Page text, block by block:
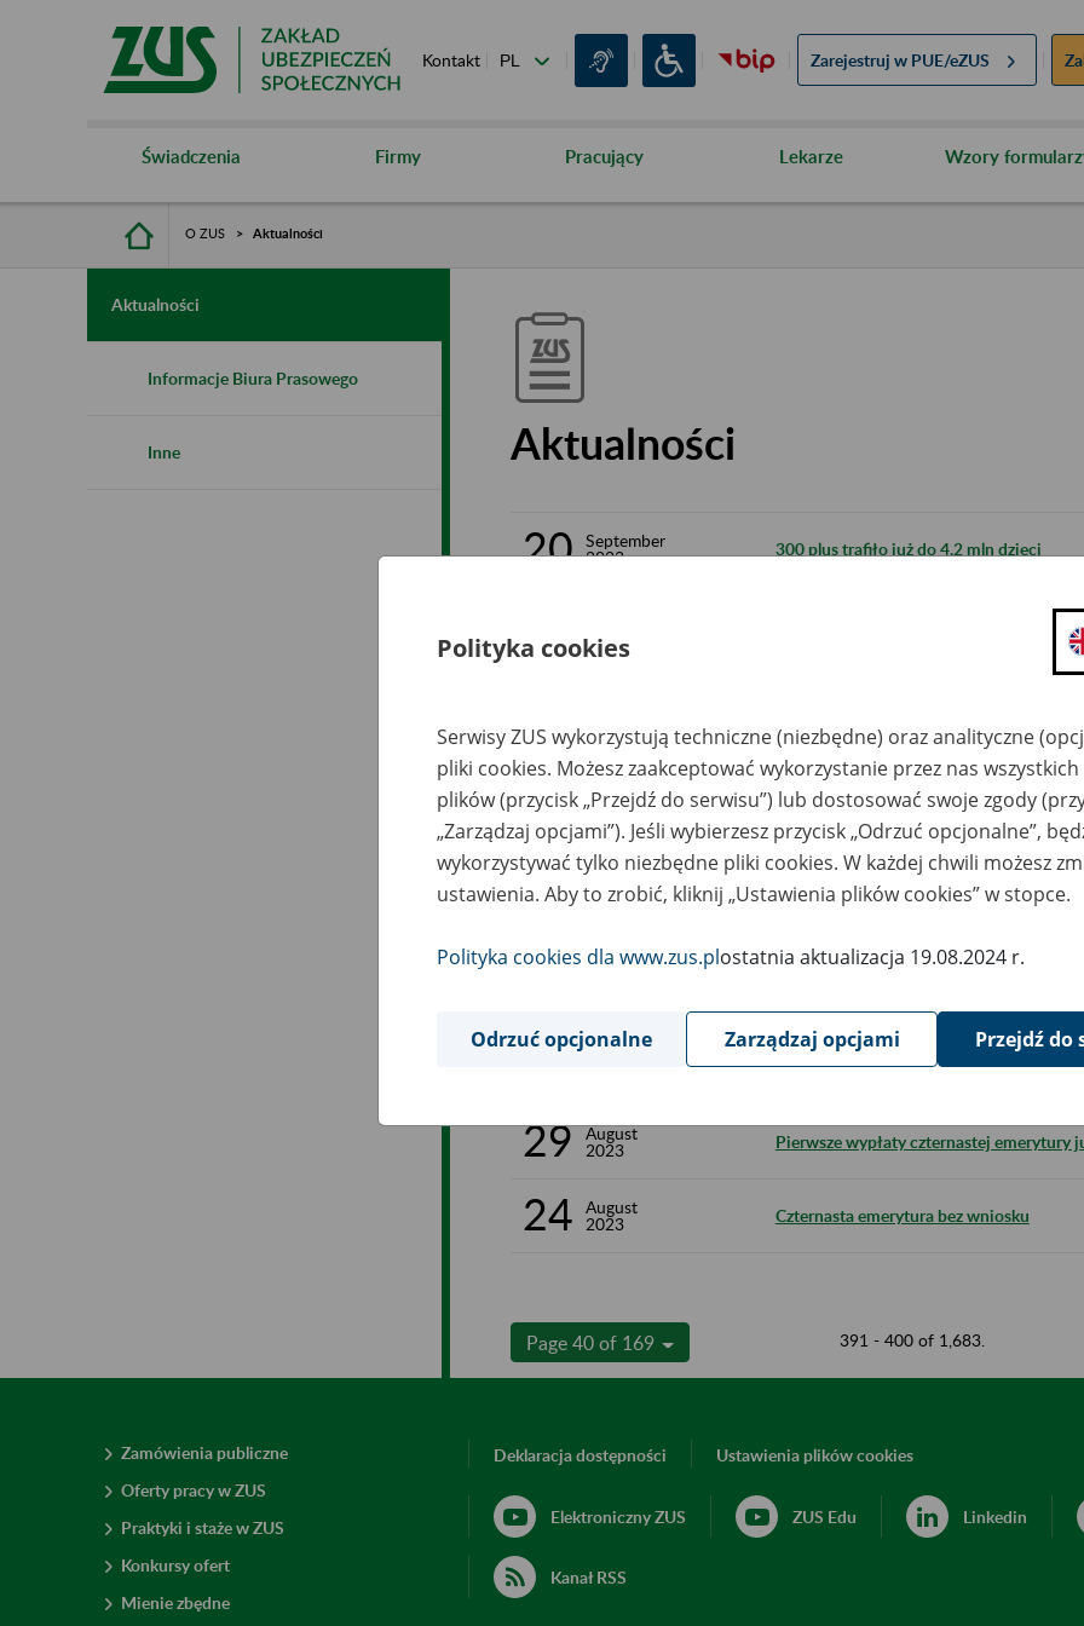
Kontakt Zarejestruj w PUE/eZUS
Świadczenia Firmy Pracujący Lekarze Wzory
O ZUS Aktualności
Aktualności
Informacje Biura Prasowego
Inne
Aktualności
20 September
2023
300 plus trafiło już do 4,2 mln dzieci
mZUS dla Lekarza – kolejna aplikacja
Prof. Gertruda Uścińska i Zakład
7
September
2023
ZUS jest jednym z kluczowych elementów
7
September
2023
Dobra sytuacja Funduszu Ubezpieczeń
6 Zmiany w podstawie wymiaru
30 Budzimy zrozumienie – Dzień Osób z
29 August
2023
Pierwsze wypłaty czternastej emerytury
24
August
2023
Czternasta emerytura bez wniosku
Page 40 of 169 391 - 400 of 1,683.
Zamówienia publiczne
Oferty pracy w ZUS
Praktyki i staże w ZUS
Konkursy ofert
Mienie zbędne
Deklaracja dostępności Ustawienia plików cookies
Elektroniczny ZUS ZUS Edu Linkedin
Kanał RSS
Polityka cookies
Serwisy ZUS wykorzystują techniczne (niezbędne) oraz analityczne
pliki cookies. Możesz zaakceptować wykorzystanie przez nas
plików (przycisk „Przejdź do serwisu”) lub dostosować swoje zgody
„Zarządzaj opcjami”). Jeśli wybierzesz przycisk „Odrzuć opcjonalne”,
wykorzystywać tylko niezbędne pliki cookies. W każdej chwili możesz
ustawienia. Aby to zrobić, kliknij „Ustawienia plików cookies” w stopce.
Polityka cookies dla www.zus.plostatnia aktualizacja 19.08.2024 r.
Odrzuć opcjonalne Zarządzaj opcjami Przejdź do